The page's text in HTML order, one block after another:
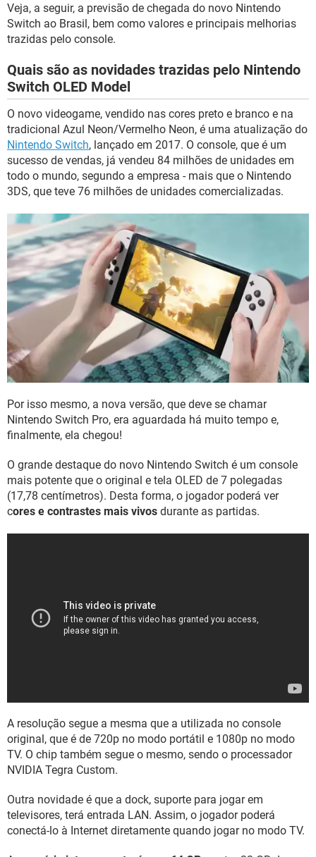
Veja, a seguir, a previsão de chegada do novo Nintendo
Switch ao Brasil, bem como valores e principais melhorias
trazidas pelo console.
Quais são as novidades trazidas pelo Nintendo
Switch OLED Model
O novo videogame, vendido nas cores preto e branco e na
tradicional Azul Neon/Vermelho Neon, é uma atualização do
Nintendo Switch, lançado em 2017. O console, que é um
sucesso de vendas, já vendeu 84 milhões de unidades em
todo o mundo, segundo a empresa - mais que o Nintendo
3DS, que teve 76 milhões de unidades comercializadas.
Por isso mesmo, a nova versão, que deve se chamar
Nintendo Switch Pro, era aguardada há muito tempo e,
finalmente, ela chegou!
O grande destaque do novo Nintendo Switch é um console
mais potente que o original e tela OLED de 7 polegadas
(17,78 centímetros). Desta forma, o jogador poderá ver
cores e contrastes mais vivos durante as partidas.
A resolução segue a mesma que a utilizada no console
original, que é de 720p no modo portátil e 1080p no modo
TV. O chip também segue o mesmo, sendo o processador
NVIDIA Tegra Custom.
Outra novidade é que a dock, suporte para jogar em
televisores, terá entrada LAN. Assim, o jogador poderá
conectá-lo à Internet diretamente quando jogar no modo TV.